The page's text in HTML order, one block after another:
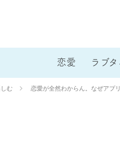
恋愛 ラブタ
む 恋愛が全然わからん。なぜアプ